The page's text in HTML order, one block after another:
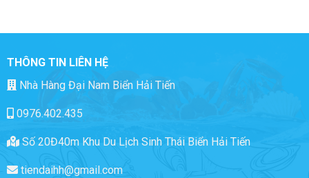
THÔNG TIN LIÊN HỆ
Nhà Hàng Đại Nam Biển Hải Tiến
0976.402.435
Số 20Đ40m Khu Du Lịch Sinh Thái Biển Hải Tiến
tiendaihh@gmail.com